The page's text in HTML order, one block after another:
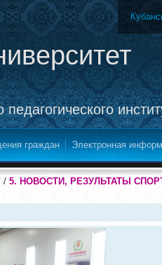
граждан Электронная
/ 5. НОВОСТИ, РЕЗУЛЬТАТЫ